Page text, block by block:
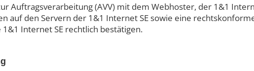
Auftragsverarbeitung (AVV) mit dem Webhoster, der 1&1
auf den Servern der 1&1 Internet SE sowie eine
Internet SE rechtlich bestätigen.